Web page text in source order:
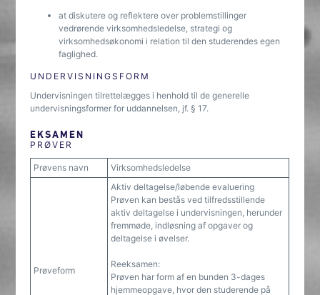
at diskutere og reflektere over problemstillinger
vedrørende virksomhedsledelse, strategi og
virksomhedsøkonomi i relation til den studerendes egen
faglighed.
UNDERVISNINGSFORM
Undervisningen tilrettelægges i henhold til de generelle
undervisningsformer for uddannelsen, jf. § 17.
EKSAMEN
PRØVER
Prøvens navn Virksomhedsledelse
Prøveform
Aktiv deltagelse/løbende evaluering
Prøven kan bestås ved tilfredsstillende
aktiv deltagelse i undervisningen, herunder
fremmøde, indløsning af opgaver og
deltagelse i øvelser.
Reeksamen:
Prøven har form af en bunden 3-dages
hjemmeopgave, hvor den studerende på